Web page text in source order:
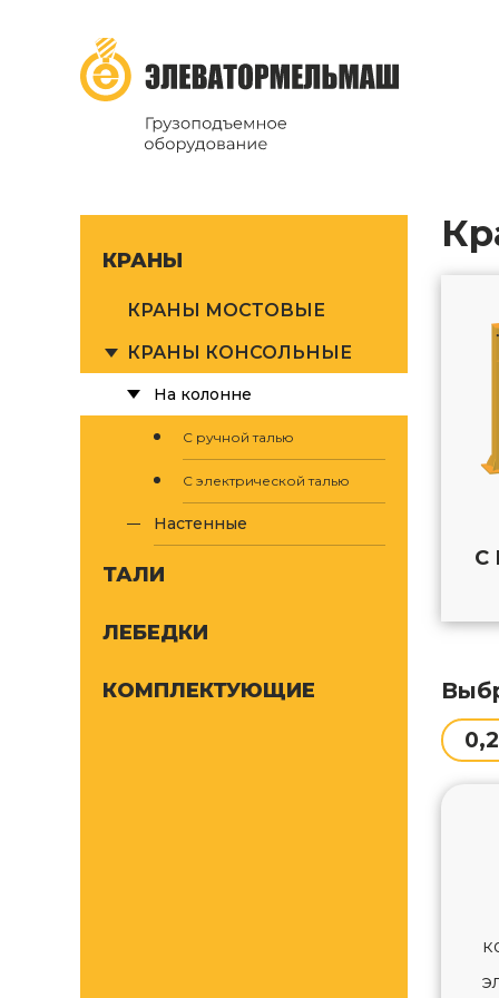
КРАНЫ
КРАНЫ МОСТОВЫЕ
КРАНЫ КОНСОЛЬНЫЕ
На колонне
С ручной талью
С электрической талью
Настенные
ТАЛИ
ЛЕБЕДКИ
КОМПЛЕКТУЮЩИЕ
С